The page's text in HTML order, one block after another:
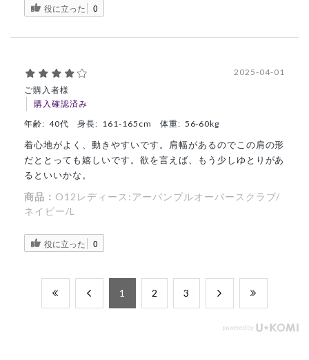
役に立った 0
ご購入者様
購入確認済み
2025-04-01
年齢: 40代 身長: 161-165cm 体重: 56-60kg
着心地がよく、動きやすいです。肩幅があるのでこの肩の形
だととっても嬉しいです。欲を言えば、もう少しゆとりがあ
るといいかな。
商品： O12レディース:アーバンプルオーバースクラブ/
ネイビー/L
役に立った 0
​1 ​2 ​3